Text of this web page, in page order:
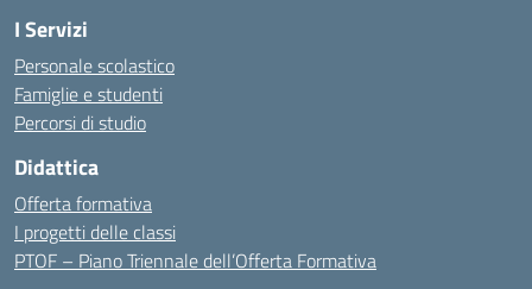
I Servizi
Personale scolastico
Famiglie e studenti
Percorsi di studio
Didattica
Offerta formativa
I progetti delle classi
PTOF – Piano Triennale dell’Offerta Formativa